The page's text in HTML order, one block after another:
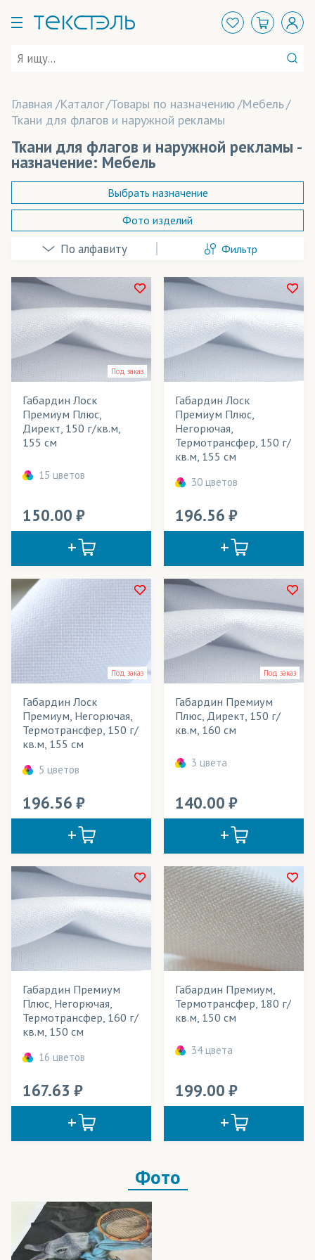
Главная Каталог Товары по назначению Мебель
Ткани для флагов и наружной рекламы
Ткани для флагов и наружной рекламы -
назначение: Мебель
Баннеры
Блузки
Ветровки
Вымпелы
Выставочные стенды
Галстуки
Календари
Картины
Кашне
Куртки
Мебель
Мобильные конструкции
Наружная реклама
Одежда
Панно
Перетяжки
Подклады для одежды
Подушки декоративные
Полотенца
Портьеры
Постельное белье
Промоодежда
Скатерти
Спортивная форма
Спортивные костюмы
Сувениры
Театральные костюмы
Текстильные обои
Уличные конструкции
Выбрать назначение
Фото изделий
Фильтр
В наличии
Да
Весь товар
Розничная цена
Ширина рулона
Применение в изделиях
Тип товара
Cостав ткани
Цвет
Под заказ
Габардин Лоск
Премиум Плюс,
Директ, 150 г/кв.м,
155 см
15 цветов
150.00
Габардин Лоск
Премиум Плюс,
Негорючая,
Термотрансфер, 150 г/
кв.м, 155 см
30 цветов
196.56
Под заказ
Габардин Лоск
Премиум, Негорючая,
Термотрансфер, 150 г/
кв.м, 155 см
5 цветов
196.56
Под заказ
Габардин Премиум
Плюс, Директ, 150 г/
кв.м, 160 см
3 цвета
140.00
Габардин Премиум
Плюс, Негорючая,
Термотрансфер, 160 г/
кв.м, 150 см
16 цветов
167.63
Габардин Премиум,
Термотрансфер, 180 г/
кв.м, 150 см
34 цвета
199.00
Фото